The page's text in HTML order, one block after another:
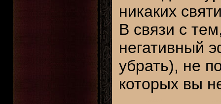
никаких
В связи с
негативный
убрать), не
которых вы